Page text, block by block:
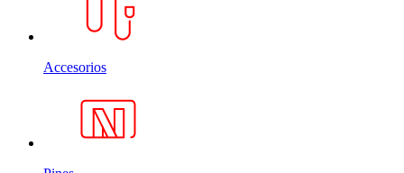
Accesorios